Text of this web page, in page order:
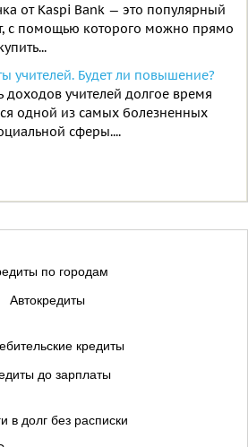
от Kaspi Bank — это популярный
с помощью которого можно прямо
учителей. Будет ли повышение?
доходов учителей долгое время
одной из самых болезненных
сферы....
по городам
Автокредиты
кредиты
до зарплаты
в долг без расписки